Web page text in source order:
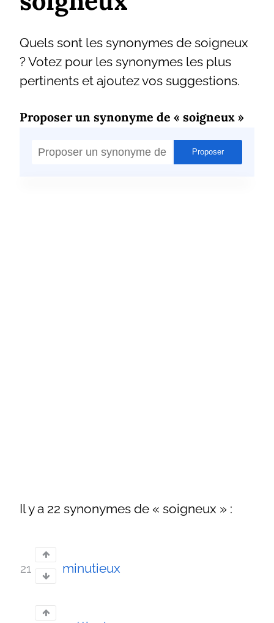
Quels sont les synonymes de soigneux
? Votez pour les synonymes les plus
pertinents et ajoutez vos suggestions.
Proposer un synonyme de « soigneux »
Il y a 22 synonymes de « soigneux » :
21 minutieux